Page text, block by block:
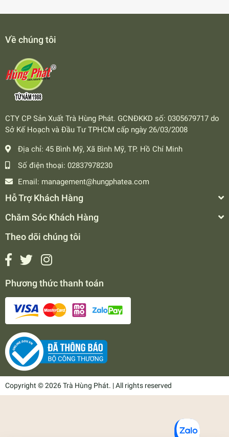
Về chúng tôi
CTY CP Sản Xuất Trà Hùng Phát. GCNĐKKD số: 0305679717 do
Sở Kế Hoạch và Đầu Tư TPHCM cấp ngày 26/03/2008
Địa chỉ: 45 Bình Mỹ, Xã Bình Mỹ, TP. Hồ Chí Minh
Số điện thoại: 02837978230
Email: management@hungphatea.com
Hỗ Trợ Khách Hàng
Chăm Sóc Khách Hàng
Theo dõi chúng tôi
Phương thức thanh toán
Copyright © 2026 Trà Hùng Phát. | All rights reserved